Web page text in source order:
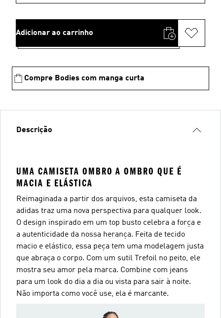
Adicionar ao carrinho
Compre Bodies com manga curta
Descrição
UMA CAMISETA OMBRO A OMBRO QUE É
MACIA E ELÁSTICA
Reimaginada a partir dos arquivos, esta camiseta da
adidas traz uma nova perspectiva para qualquer look.
O design inspirado em um top busto celebra a força e
a autenticidade da nossa herança. Feita de tecido
macio e elástico, essa peça tem uma modelagem justa
que abraça o corpo. Com um sutil Trefoil no peito, ele
mostra seu amor pela marca. Combine com jeans
para um look do dia a dia ou vista para sair à noite.
Não importa como você use, ela é marcante.